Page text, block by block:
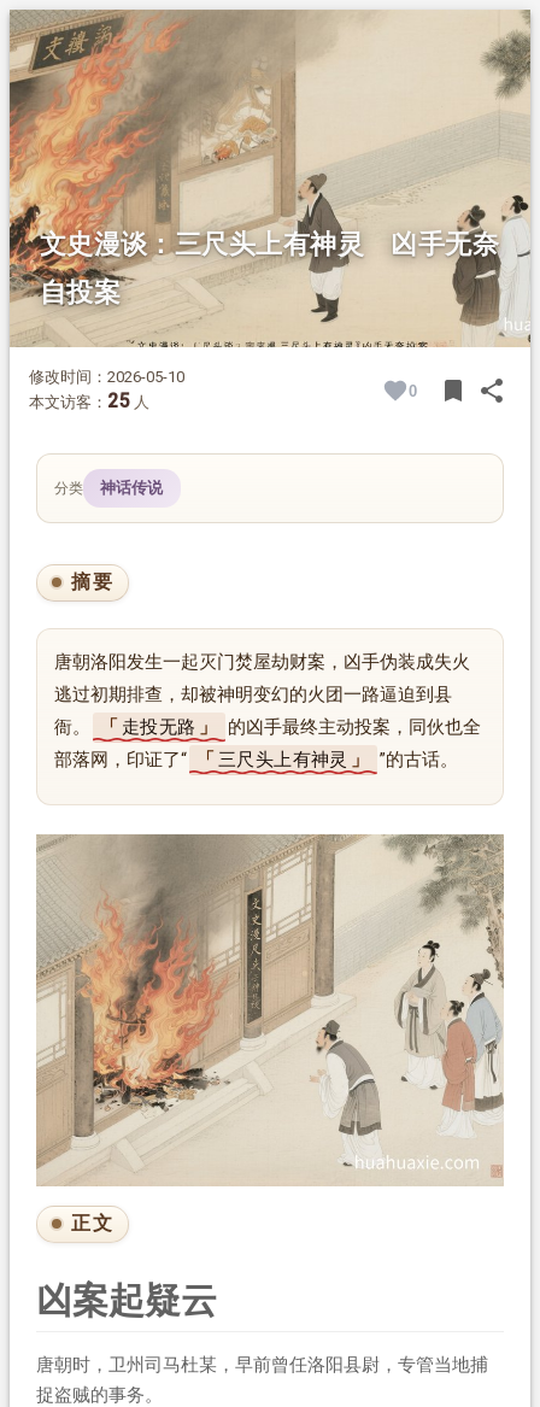
1. 摘要
2.正文
2.1.凶案起疑云
2.2.怪人闯县衙
2.3. 神明逼自首
文史漫谈：三尺头上有神灵 凶手无奈
自投案
修改时间：2026-05-10
本文访客： 25 人
0 bookmark share
分类 神话传说
摘要
唐朝洛阳发生一起灭门焚屋劫财案，凶手伪装成失火
逃过初期排查，却被神明变幻的火团一路逼迫到县
衙。
走投无路
的凶手最终主动投案，同伙也全
部落网，印证了“
三尺头上有神灵 ”的古话。
正文
凶案起疑云
唐朝时，卫州司马杜某，早前曾任洛阳县尉，专管当地捕
捉盗贼的事务。